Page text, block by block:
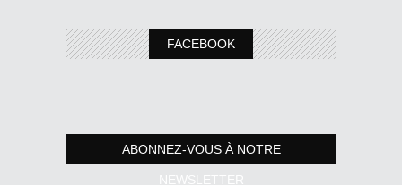
FACEBOOK
ABONNEZ-VOUS À NOTRE
NEWSLETTER